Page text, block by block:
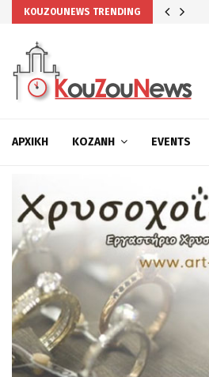
KOUZOUNEWS TRENDING
ΑΡΧΙΚΉ ΚΟΖΆΝΗ EVENTS